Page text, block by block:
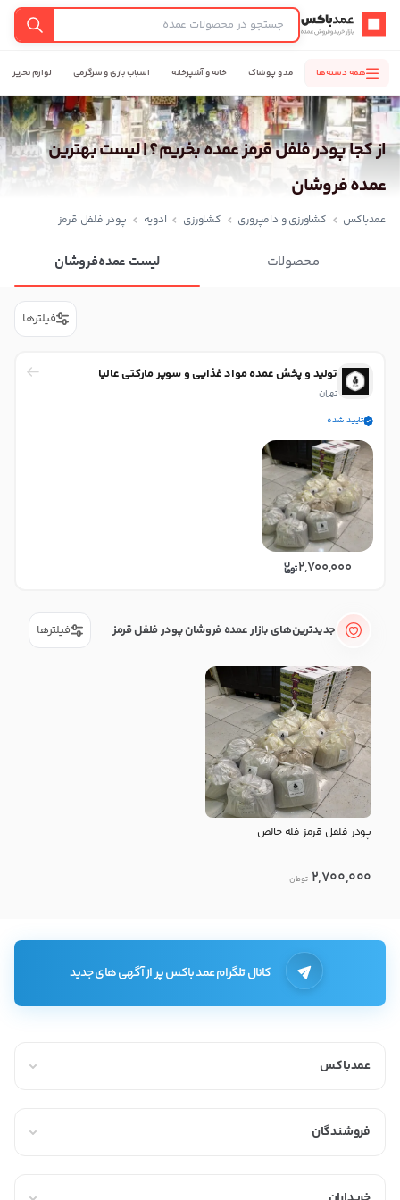
عمدباکس — بازگشت به صفحه اصلی
جستجو
همه دسته‌ها مد و پوشاک خانه و آشپزخانه اسباب بازی و سرگرمی لوازم تحریر
از کجا پودر فلفل قرمز عمده بخریم؟ | لیست بهترین
عمده فروشان
عمدباکس کشاورزی و دامپروری کشاورزی ادویه پودر فلفل قرمز
محصولات لیست عمده‌فروشان
فیلترها
تولید و پخش عمده مواد غذایی و سوپر مارکتی عالیا
تهران
تایید شده
2,700,000
جدیدترین‌های بازار عمده فروشان پودر فلفل قرمز فیلترها
پودر فلفل قرمز فله خالص
2,700,000 تومان
کانال تلگرام عمد باکس پر از آگهی های جدید
عمدباکس
فروشندگان